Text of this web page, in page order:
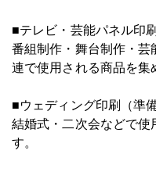
■テレビ・芸能パネル印
番組制作・舞台制作・芸
連で使用される商品を集
■ウェディング印刷（準備
結婚式・二次会などで使
す。